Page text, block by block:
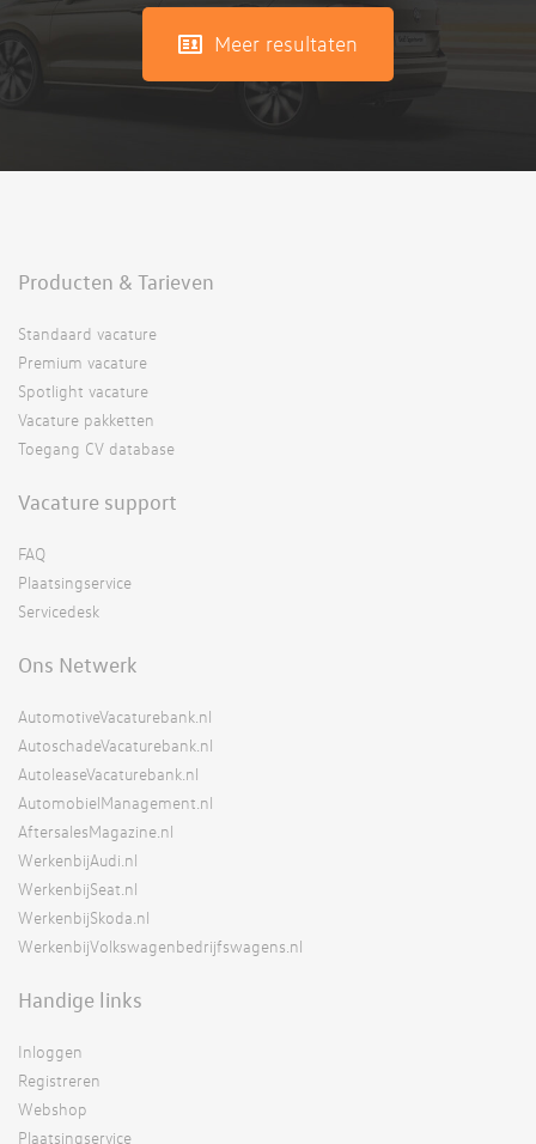
Meer resultaten
Producten & Tarieven
Standaard vacature
Premium vacature
Spotlight vacature
Vacature pakketten
Toegang CV database
Vacature support
FAQ
Plaatsingservice
Servicedesk
Ons Netwerk
AutomotiveVacaturebank.nl
AutoschadeVacaturebank.nl
AutoleaseVacaturebank.nl
AutomobielManagement.nl
AftersalesMagazine.nl
WerkenbijAudi.nl
WerkenbijSeat.nl
WerkenbijSkoda.nl
WerkenbijVolkswagenbedrijfswagens.nl
Handige links
Inloggen
Registreren
Webshop
Plaatsingservice